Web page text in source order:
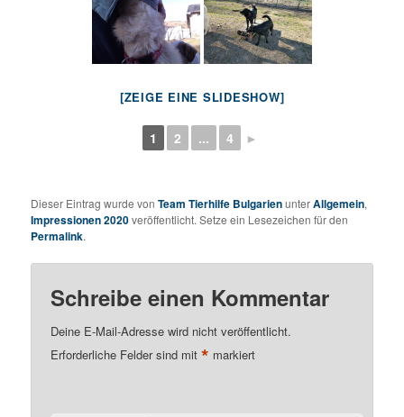
[ZEIGE EINE SLIDESHOW]
1 2 ... 4 ►
Dieser Eintrag wurde vonTeam Tierhilfe BulgarienunterAllgemein,
Impressionen 2020veröffentlicht. Setze ein Lesezeichen für den
Permalink.
Schreibe einen Kommentar
Deine E-Mail-Adresse wird nicht veröffentlicht.
Erforderliche Felder sind mit* markiert